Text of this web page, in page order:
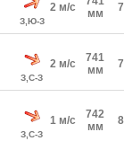
З,Ю-З
2 м/с
мм
З,С-З
2 м/с
741
мм
З,С-З
1 м/с
742
мм